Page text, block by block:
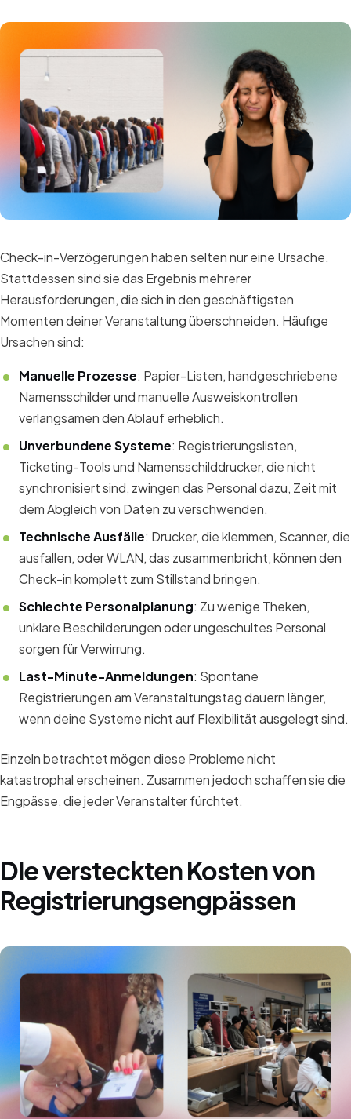
Check-in-Verzögerungen haben selten nur eine Ursache.
Stattdessen sind sie das Ergebnis mehrerer
Herausforderungen, die sich in den geschäftigsten
Momenten deiner Veranstaltung überschneiden. Häufige
Ursachen sind:
Manuelle Prozesse: Papier-Listen, handgeschriebene
Namensschilder und manuelle Ausweiskontrollen
verlangsamen den Ablauf erheblich.
Unverbundene Systeme: Registrierungslisten,
Ticketing-Tools und Namensschilddrucker, die nicht
synchronisiert sind, zwingen das Personal dazu, Zeit mit
dem Abgleich von Daten zu verschwenden.
Technische Ausfälle: Drucker, die klemmen, Scanner, die
ausfallen, oder WLAN, das zusammenbricht, können den
Check-in komplett zum Stillstand bringen.
Schlechte Personalplanung: Zu wenige Theken,
unklare Beschilderungen oder ungeschultes Personal
sorgen für Verwirrung.
Last-Minute-Anmeldungen: Spontane
Registrierungen am Veranstaltungstag dauern länger,
wenn deine Systeme nicht auf Flexibilität ausgelegt sind.
Einzeln betrachtet mögen diese Probleme nicht
katastrophal erscheinen. Zusammen jedoch schaffen sie die
Engpässe, die jeder Veranstalter fürchtet.
Die versteckten Kosten von
Registrierungsengpässen